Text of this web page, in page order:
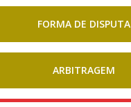
FORMA DE DISPUTA
ARBITRAGEM